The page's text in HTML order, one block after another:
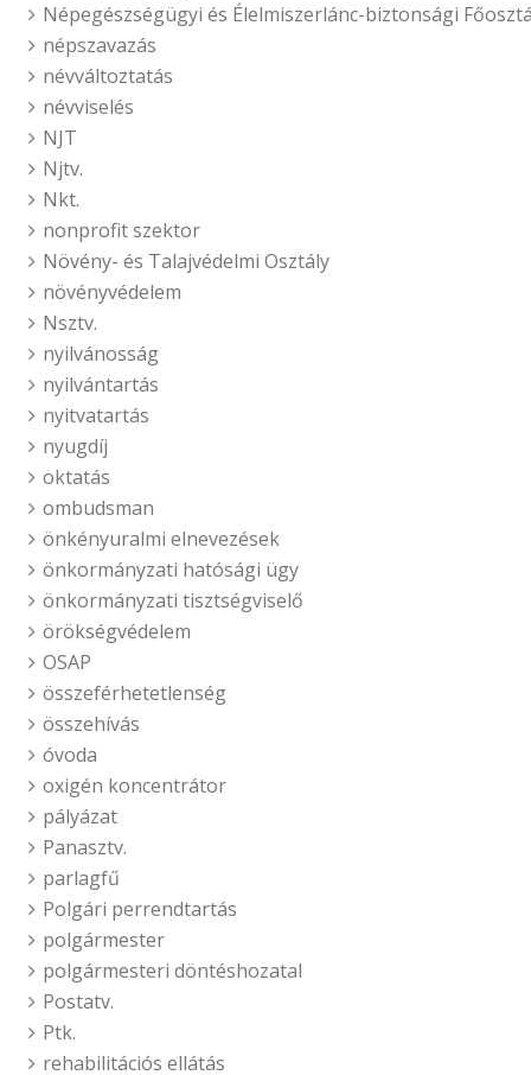
Népegészségügyi és Élelmiszerlánc-biztonsági
népszavazás
névváltoztatás
névviselés
NJT
Njtv.
Nkt.
nonprofit szektor
Növény- és Talajvédelmi Osztály
növényvédelem
Nsztv.
nyilvánosság
nyilvántartás
nyitvatartás
nyugdíj
oktatás
ombudsman
önkényuralmi elnevezések
önkormányzati hatósági ügy
önkormányzati tisztségviselő
örökségvédelem
OSAP
összeférhetetlenség
összehívás
óvoda
oxigén koncentrátor
pályázat
Panasztv.
parlagfű
Polgári perrendtartás
polgármester
polgármesteri döntéshozatal
Postatv.
Ptk.
rehabilitációs ellátás